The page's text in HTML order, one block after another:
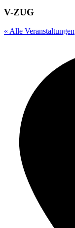
V-ZUG
« Alle Veranstaltungen